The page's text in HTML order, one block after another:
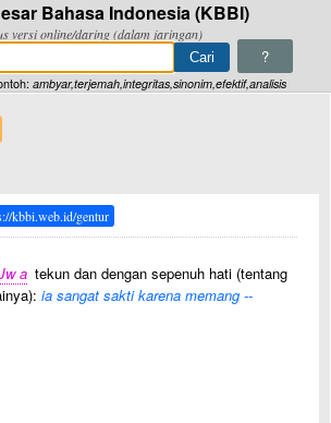
Bahasa Indonesia (KBBI)
versi online/daring (dalam jaringan)
?
ambyar,terjemah,integritas,sinonim,efektif,analisis
kbbi.web.id/gentur
a tekun dan dengan sepenuh hati (tentang
ia sangat sakti karena memang --